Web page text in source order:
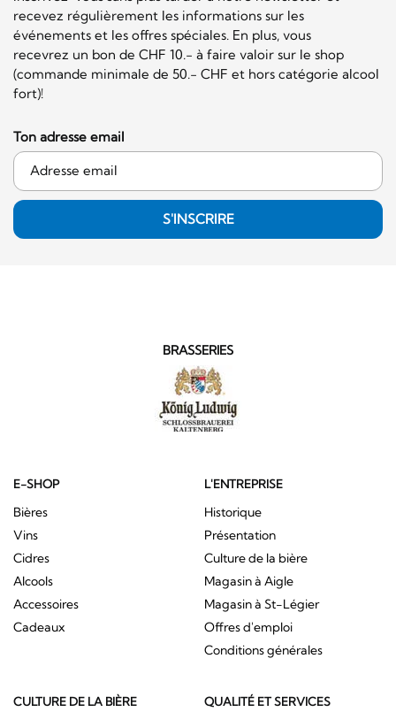
recevez régulièrement les informations sur les
événements et les offres spéciales. En plus, vous
recevrez un bon de CHF 10.- à faire valoir sur le shop
(commande minimale de 50.- CHF et hors catégorie alcool
fort)!
Ton adresse email
S'INSCRIRE
BRASSERIES
E-SHOP
Bières
Vins
Cidres
Alcools
Accessoires
Cadeaux
L'ENTREPRISE
Historique
Présentation
Culture de la bière
Magasin à Aigle
Magasin à St-Légier
Offres d'emploi
Conditions générales
CULTURE DE LA BIÈRE
QUALITÉ ET SERVICES